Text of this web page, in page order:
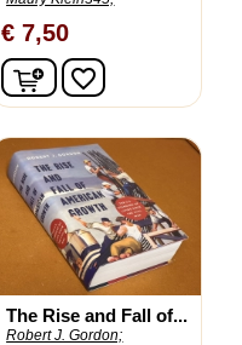
€ 7,50
In winkelwagen
favorite_border
The Rise and Fall of...
Robert J. Gordon;